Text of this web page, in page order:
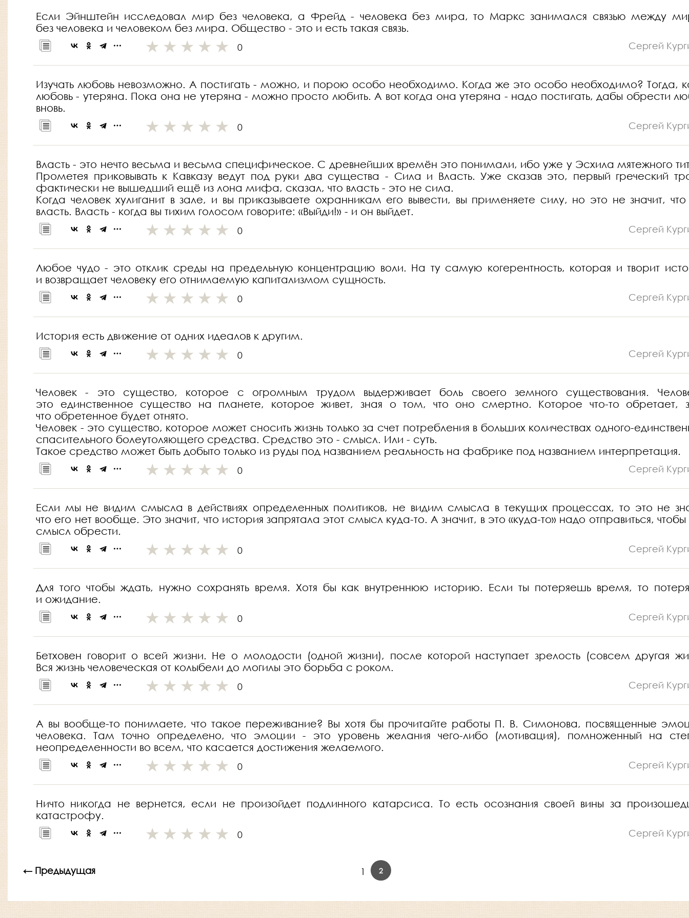
Если Эйнштейн исследовал мир без человека, а Фрейд - человека без мира, то Маркс занимался связью между
без человека и человеком без мира. Общество - это и есть такая связь.
0 Сергей
Изучать любовь невозможно. А постигать - можно, и порою особо необходимо. Когда же это особо необходимо? Тогда,
любовь - утеряна. Пока она не утеряна - можно просто любить. А вот когда она утеряна - надо постигать, дабы обрести
вновь.
0 Сергей
Власть - это нечто весьма и весьма специфическое. С древнейших времён это понимали, ибо уже у Эсхила мятежного
Прометея приковывать к Кавказу ведут под руки два существа - Сила и Власть. Уже сказав это, первый греческий
фактически не вышедший ещё из лона мифа, сказал, что власть - это не сила.
Когда человек хулиганит в зале, и вы приказываете охранникам его вывести, вы применяете силу, но это не значит,
власть. Власть - когда вы тихим голосом говорите: «Выйди!» - и он выйдет.
0 Сергей
Любое чудо - это отклик среды на предельную концентрацию воли. На ту самую когерентность, которая и творит
и возвращает человеку его отнимаемую капитализмом сущность.
0 Сергей
История есть движение от одних идеалов к другим.
0 Сергей
Человек - это существо, которое с огромным трудом выдерживает боль своего земного существования.
это единственное существо на планете, которое живет, зная о том, что оно смертно. Которое что-то обретает,
что обретенное будет отнято.
Человек - это существо, которое может сносить жизнь только за счет потребления в больших количествах одного-
спасительного болеутоляющего средства. Средство это - смысл. Или - суть.
Такое средство может быть добыто только из руды под названием реальность на фабрике под названием интерпретация.
0 Сергей
Если мы не видим смысла в действиях определенных политиков, не видим смысла в текущих процессах, то это не
что его нет вообще. Это значит, что история запрятала этот смысл куда-то. А значит, в это «куда-то» надо отправиться, чтобы
смысл обрести.
0 Сергей
Для того чтобы ждать, нужно сохранять время. Хотя бы как внутреннюю историю. Если ты потеряешь время, то
и ожидание.
0 Сергей
Бетховен говорит о всей жизни. Не о молодости (одной жизни), после которой наступает зрелость (совсем другая
Вся жизнь человеческая от колыбели до могилы это борьба с роком.
0 Сергей
А вы вообще-то понимаете, что такое переживание? Вы хотя бы прочитайте работы П. В. Симонова, посвященные
человека. Там точно определено, что эмоции - это уровень желания чего-либо (мотивация), помноженный на
неопределенности во всем, что касается достижения желаемого.
0 Сергей
Ничто никогда не вернется, если не произойдет подлинного катарсиса. То есть осознания своей вины за
катастрофу.
0 Сергей
← Предыдущая 1 2